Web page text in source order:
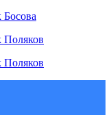
Поляков
Поляков